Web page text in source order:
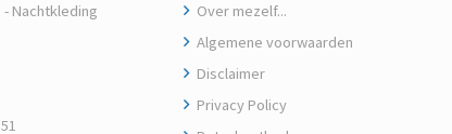
Nachtkleding
Over mezelf...
Algemene voorwaarden
Disclaimer
Privacy Policy